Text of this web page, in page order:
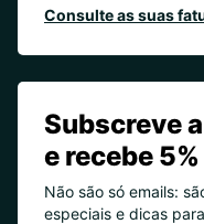
Consulte as suas
Subscreve
e recebe
Não são só emails:
especiais e dicas